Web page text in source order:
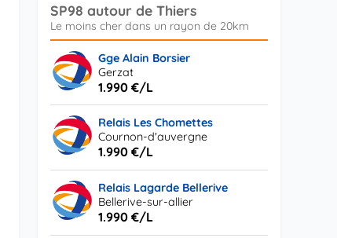
SP98 autour de Thiers
Gge Alain Borsier
Gerzat
1.990 €/L
Relais Les Chomettes
Cournon-d'auvergne
1.990 €/L
Relais Lagarde Bellerive
Bellerive-sur-allier
1.990 €/L